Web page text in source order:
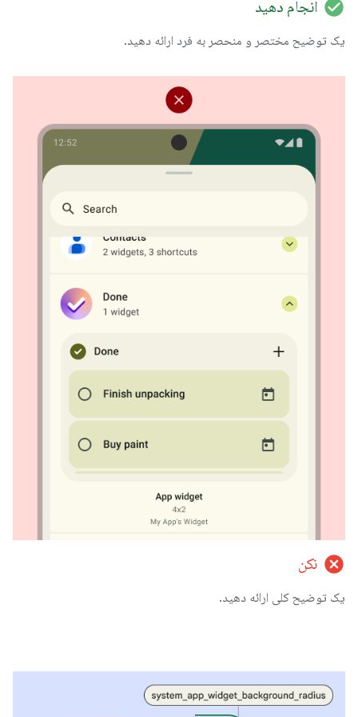
check_circle انجام دهید
یک توضیح مختصر و منحصر به فرد ارائه دهید.
cancel نکن
یک توضیح کلی ارائه دهید.